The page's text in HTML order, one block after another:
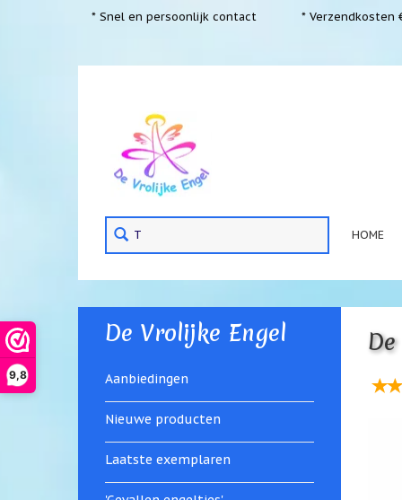
9,8
* Snel en persoonlijk contact * Verzendkosten
HOME
De Vrolijke Engel
Aanbiedingen
Nieuwe producten
Laatste exemplaren